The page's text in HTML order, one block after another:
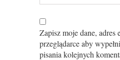
Zapisz moje dane,
przeglądarce aby
pisania kolejnych